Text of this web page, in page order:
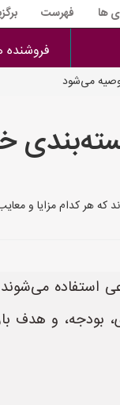
ها فهرست
فروشنده
می‌شود
که هر کدام مزایا و
استفاده
بودجه، و هدف